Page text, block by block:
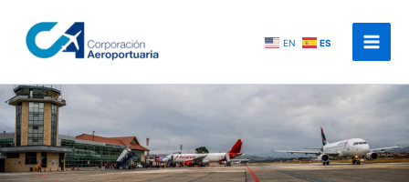
contenido
EN ES